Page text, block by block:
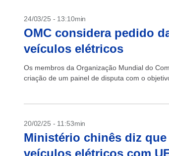
24/03/25 - 13:10min
OMC considera pedido
veículos elétricos
Os membros da Organização Mundial do
criação de um painel de disputa com o
20/02/25 - 11:53min
Ministério chinês diz
veículos elétricos com